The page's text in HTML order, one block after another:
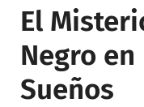
El
Negro
Sueños